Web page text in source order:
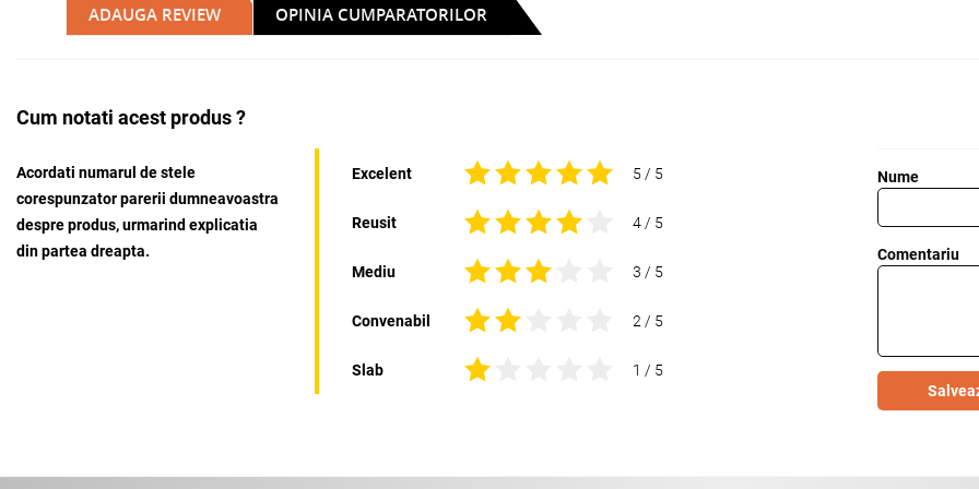
ADAUGA REVIEW OPINIA CUMPARATORILOR
Cum notati acest produs ?
Acordati numarul de stele
corespunzator parerii dumneavoastra
despre produs, urmarind explicatia
din partea dreapta.
Excelent 5 / 5
Reusit 4 / 5
Mediu 3 / 5
Convenabil 2 / 5
Slab 1 / 5
Nume
Comentariu